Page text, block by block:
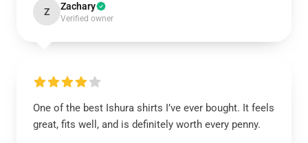
Z Zachary
Verified owner
One of the best Ishura shirts I’ve ever bought. It feels
great, fits well, and is definitely worth every penny.